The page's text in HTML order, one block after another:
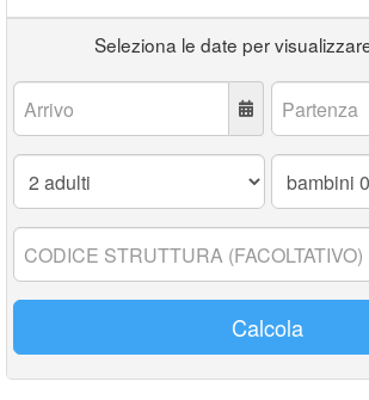
Seleziona le date per
Arrivo: Partenza:
Adulti:
Bambini
17
Codice
struttura:
Calcola